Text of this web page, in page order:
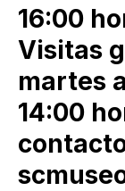
16:00
Visitas
martes
14:00